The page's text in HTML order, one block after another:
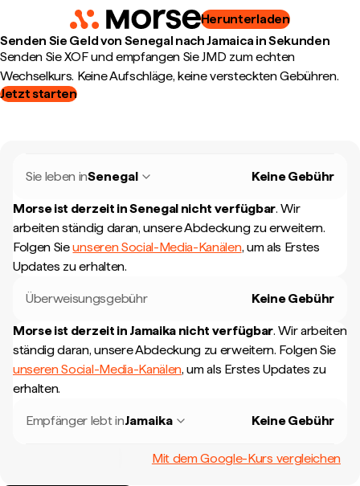
Herunterladen
Senden Sie Geld von Senegal nach Jamaica in Sekunden
Senden Sie XOF und empfangen Sie JMD zum echten
Wechselkurs. Keine Aufschläge, keine versteckten Gebühren.
Jetzt starten
Sie leben inSenegal Keine Gebühr
Morse ist derzeit inSenegal nicht verfügbar. Wir
arbeiten ständig daran, unsere Abdeckung zu erweitern.
Folgen Sieunseren Social-Media-Kanälen, um als Erstes
Updates zu erhalten.
Überweisungsgebühr Keine Gebühr
Morse ist derzeit in Jamaika nicht verfügbar. Wir arbeiten
ständig daran, unsere Abdeckung zu erweitern. Folgen Sie
unseren Social-Media-Kanälen, um als Erstes Updates zu
erhalten.
Empfänger lebt inJamaika Keine Gebühr
Mit dem Google-Kurs vergleichen